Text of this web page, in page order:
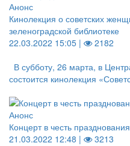
Анонс
Кинолекция о советских
зеленоградской библиотеке
22.03.2022 15:05 |
2182
В субботу, 26 марта, в
состоится кинолекция
Анонс
Концерт в честь
21.03.2022 12:48 |
3213